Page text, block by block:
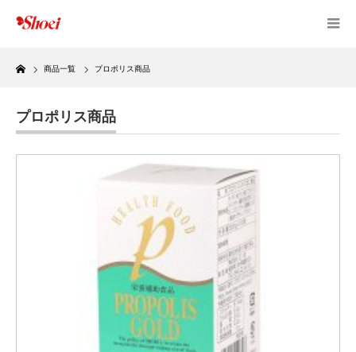
Home
商品一覧 プロポリス商品
プロポリス商品